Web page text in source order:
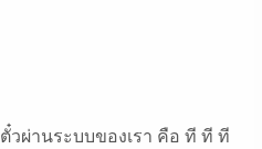
ผ่านระบบของเรา คือ ที ที ที